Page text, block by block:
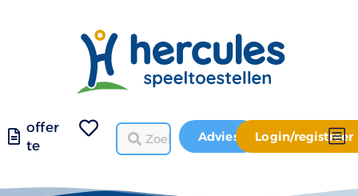
offer
te
Advies Login/registreer